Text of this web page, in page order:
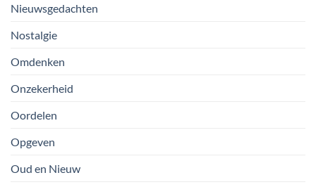
Nieuwsgedachten
Nostalgie
Omdenken
Onzekerheid
Oordelen
Opgeven
Oud en Nieuw